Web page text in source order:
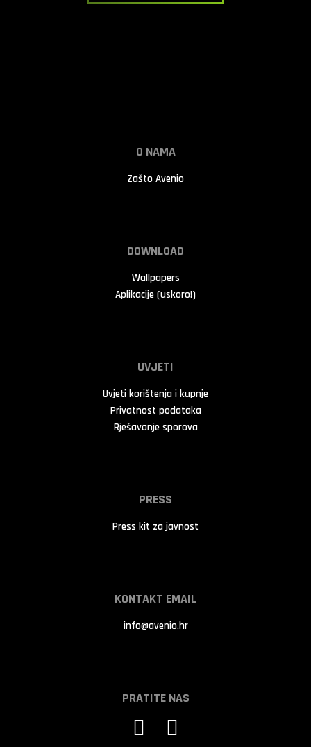
O NAMA
Zašto Avenio
DOWNLOAD
Wallpapers
Aplikacije (uskoro!)
UVJETI
Uvjeti korištenja i kupnje
Privatnost podataka
Rješavanje sporova
PRESS
Press kit za javnost
KONTAKT EMAIL
info@avenio.hr
PRATITE NAS